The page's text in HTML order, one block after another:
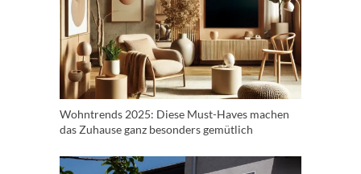
Wohntrends 2025: Diese Must-Haves machen
das Zuhause ganz besonders gemütlich